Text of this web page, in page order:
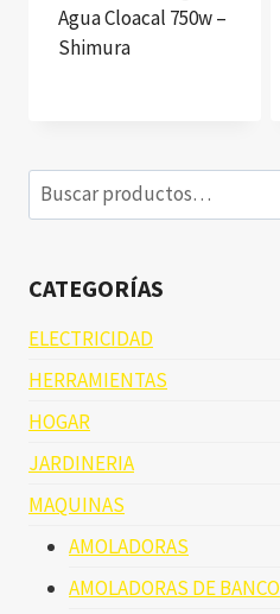
Agua Cloacal 750w –
Shimura
Buscar
por:
CATEGORÍAS
ELECTRICIDAD
HERRAMIENTAS
HOGAR
JARDINERIA
MAQUINAS
AMOLADORAS
AMOLADORAS DE BANCO